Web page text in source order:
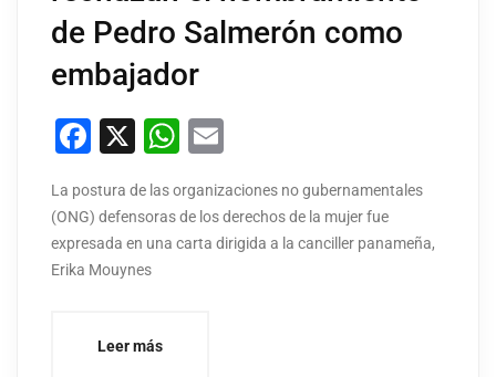
de Pedro Salmerón como
embajador
Facebook
X WhatsApp
La postura de las organizaciones no gubernamentales
(ONG) defensoras de los derechos de la mujer fue
expresada en una carta dirigida a la canciller panameña,
Erika Mouynes
Leer más